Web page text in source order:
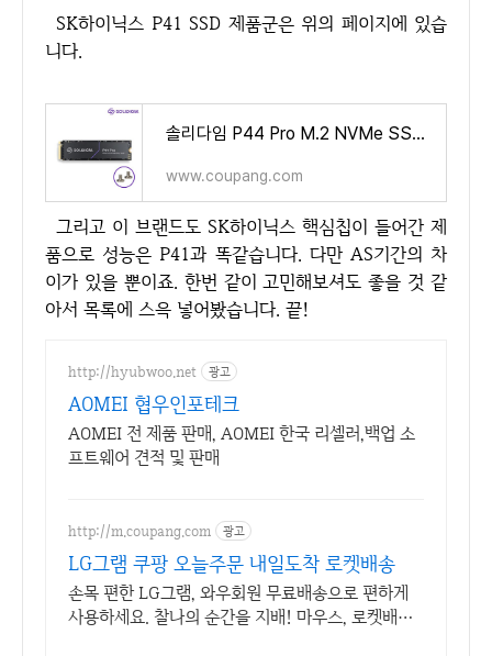
SK하이닉스 P41 SSD 제품군은 위의 페이지에 있습
니다.
솔리다임 P44 Pro M.2 NVMe SSD 벌크 (DRAM/TLC/PS5 호환) - SSD | 쿠팡
www.coupang.com
그리고 이 브랜드도 SK하이닉스 핵심칩이 들어간 제
품으로 성능은 P41과 똑같습니다. 다만 AS기간의 차
이가 있을 뿐이죠. 한번 같이 고민해보셔도 좋을 것 같
아서 목록에 스윽 넣어봤습니다. 끝!
http://hyubwoo.net 광고
AOMEI 협우인포테크
AOMEI 전 제품 판매, AOMEI 한국 리셀러,백업 소
프트웨어 견적 및 판매
http://m.coupang.com 광고
LG그램 쿠팡 오늘주문 내일도착 로켓배송
손목 편한 LG그램, 와우회원 무료배송으로 편하게
사용하세요. 찰나의 순간을 지배! 마우스, 로켓배송